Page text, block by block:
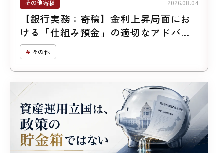
その他寄稿 2026.08.04
【銀行実務：寄稿】金利上昇局面にお
ける「仕組み預金」の適切なアドバイ
ス その他